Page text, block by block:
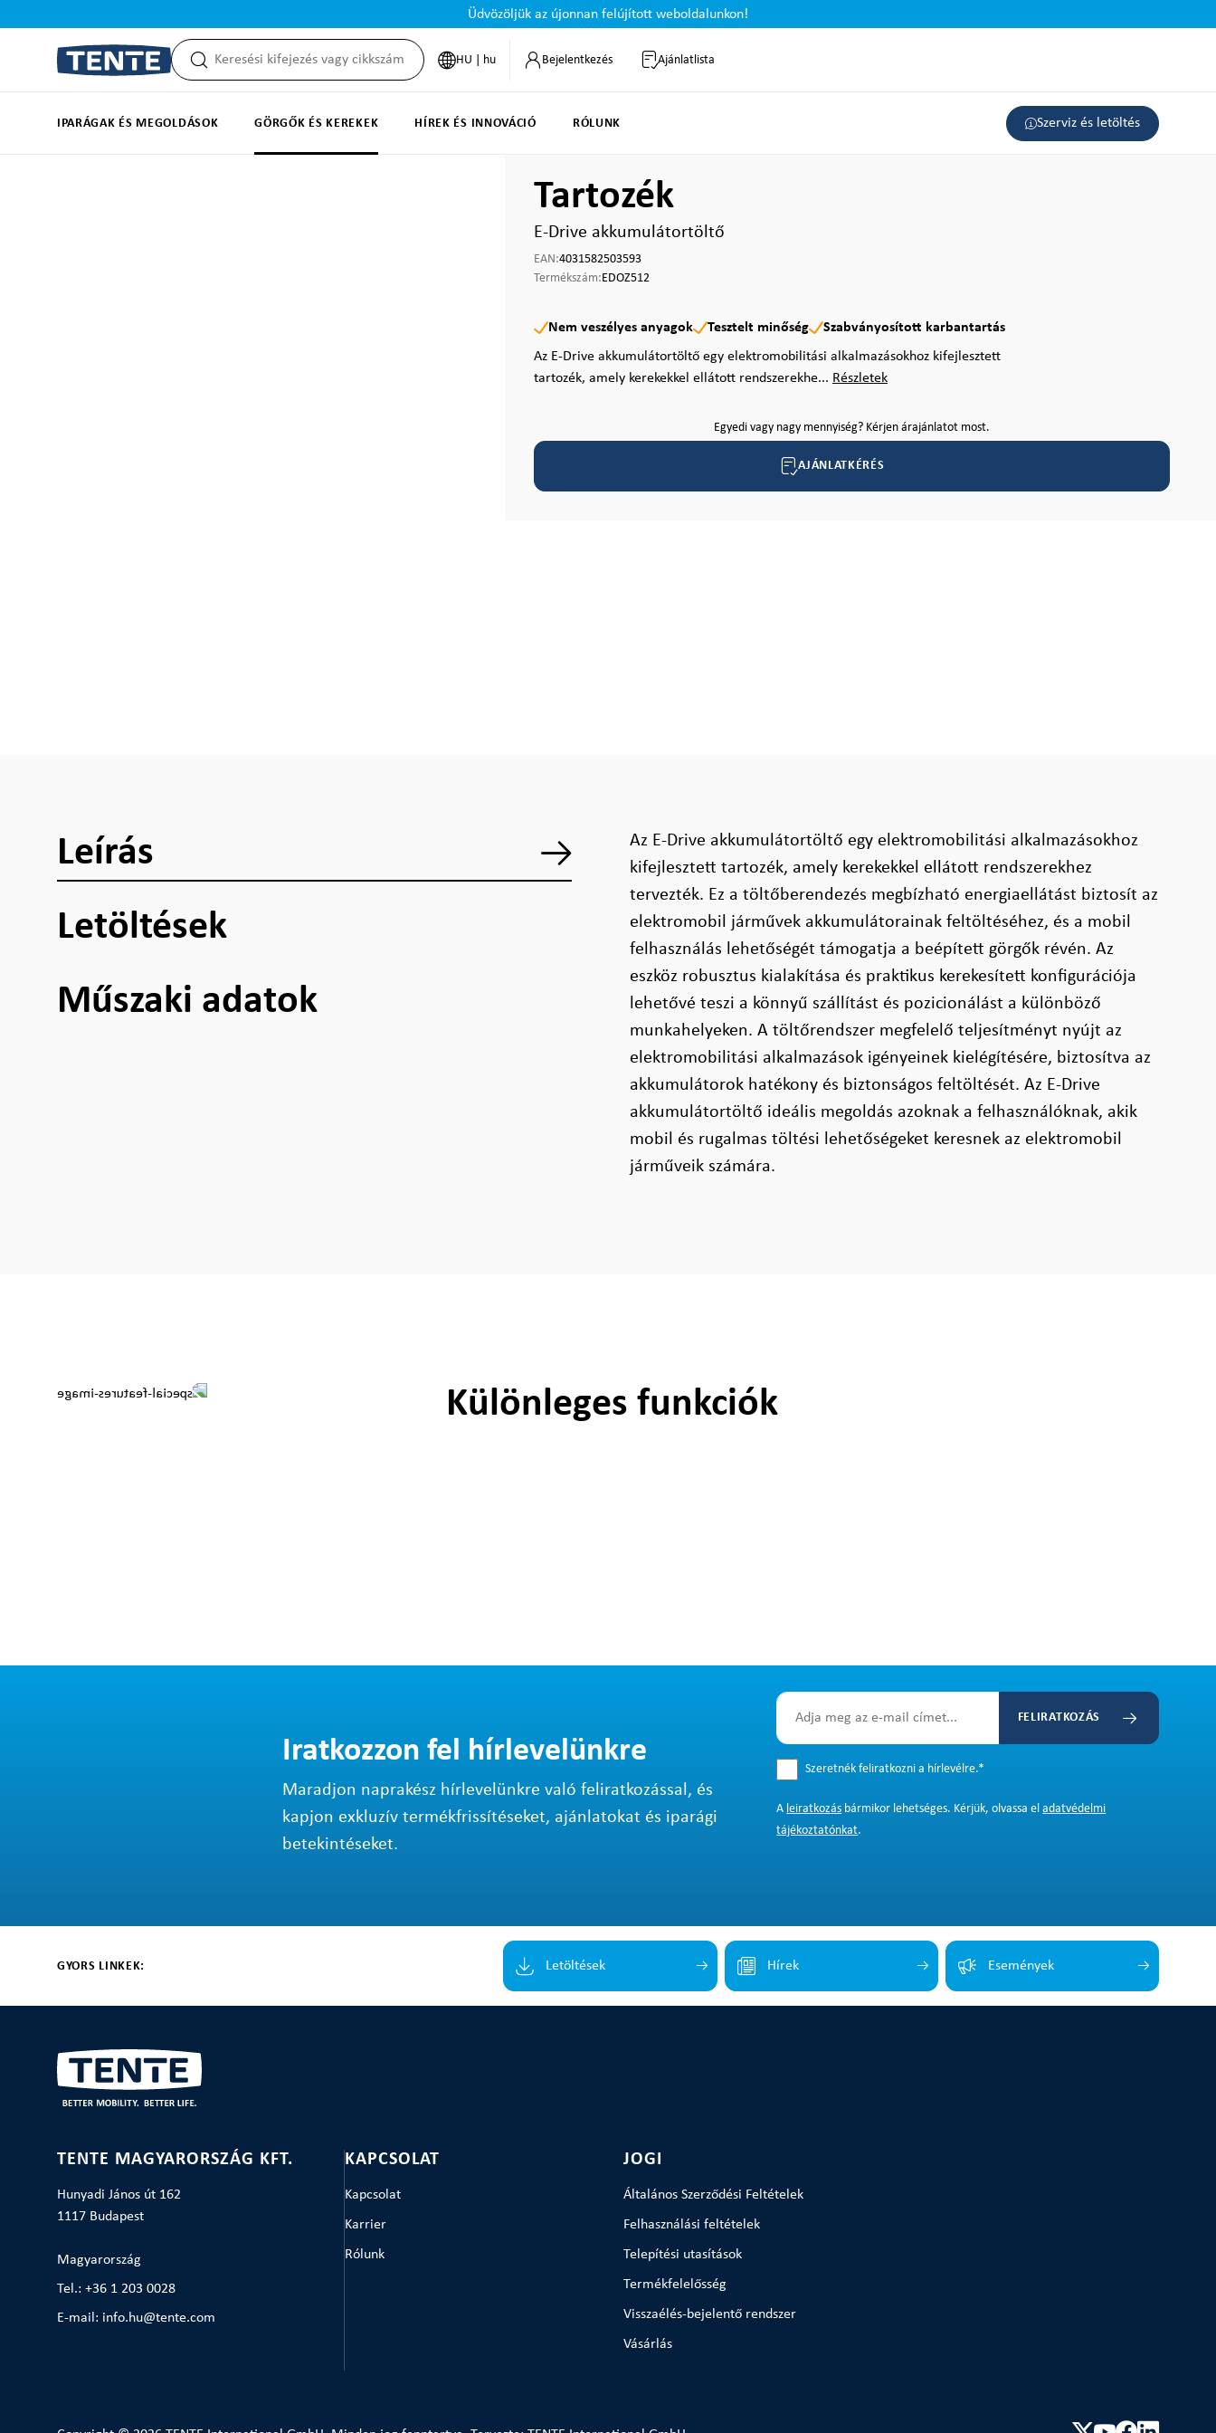
Üdvözöljük az újonnan felújított weboldalunkon!
HU | hu Bejelentkezés Ajánlatlista
IPARÁGAK ÉS MEGOLDÁSOK GÖRGŐK ÉS KEREKEK HÍREK ÉS INNOVÁCIÓ RÓLUNK Szerviz és letöltés
Tartozék
E-Drive akkumulátortöltő
EAN:4031582503593
Termékszám:EDOZ512
Nem veszélyes anyagok Tesztelt minőség
Szabványosított karbantartás
Az E-Drive akkumulátortöltő egy elektromobilitási alkalmazásokhoz kifejlesztett
tartozék, amely kerekekkel ellátott rendszerekhe... Részletek
Egyedi vagy nagy mennyiség? Kérjen árajánlatot most.
AJÁNLATKÉRÉS
Leírás
Letöltések
Műszaki adatok
Az E-Drive akkumulátortöltő egy elektromobilitási alkalmazásokhoz
kifejlesztett tartozék, amely kerekekkel ellátott rendszerekhez
tervezték. Ez a töltőberendezés megbízható energiaellátást biztosít az
elektromobil járművek akkumulátorainak feltöltéséhez, és a mobil
felhasználás lehetőségét támogatja a beépített görgők révén. Az
eszköz robusztus kialakítása és praktikus kerekesített konfigurációja
lehetővé teszi a könnyű szállítást és pozicionálást a különböző
munkahelyeken. A töltőrendszer megfelelő teljesítményt nyújt az
elektromobilitási alkalmazások igényeinek kielégítésére, biztosítva az
akkumulátorok hatékony és biztonságos feltöltését. Az E-Drive
akkumulátortöltő ideális megoldás azoknak a felhasználóknak, akik
mobil és rugalmas töltési lehetőségeket keresnek az elektromobil
járműveik számára.
Különleges funkciók
Iratkozzon fel hírlevelünkre
Maradjon naprakész hírlevelünkre való feliratkozással, és
kapjon exkluzív termékfrissítéseket, ajánlatokat és iparági
betekintéseket.
FELIRATKOZÁS
Szeretnék feliratkozni a hírlevélre.*
A leiratkozás bármikor lehetséges. Kérjük, olvassa eladatvédelmi
tájékoztatónkat.
GYORS LINKEK: Letöltések Hírek Események
TENTE MAGYARORSZÁG KFT.
Hunyadi János út 162
1117 Budapest
Magyarország
Tel.: +36 1 203 0028
E-mail: info.hu@tente.com
KAPCSOLAT
Kapcsolat
Karrier
Rólunk
JOGI
Általános Szerződési Feltételek
Felhasználási feltételek
Telepítési utasítások
Termékfelelősség
Visszaélés-bejelentő rendszer
Vásárlás